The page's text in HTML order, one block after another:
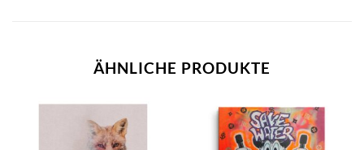
ÄHNLICHE PRODUKTE